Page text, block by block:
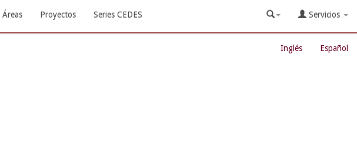
Áreas Proyectos Series CEDES Servicios
Inglés Español